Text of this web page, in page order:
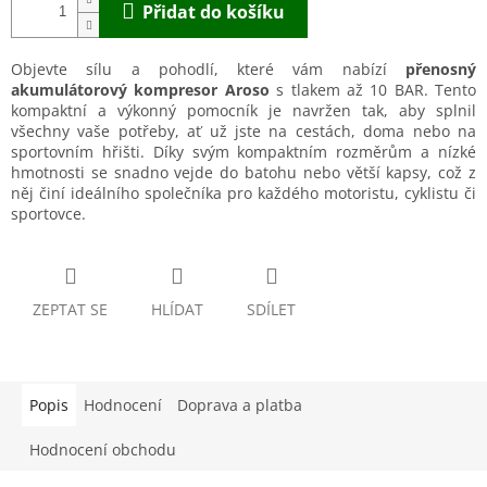
Přidat do košíku
Objevte sílu a pohodlí, které vám nabízí přenosný
akumulátorový kompresor Aroso s tlakem až 10 BAR. Tento
kompaktní a výkonný pomocník je navržen tak, aby splnil
všechny vaše potřeby, ať už jste na cestách, doma nebo na
sportovním hřišti. Díky svým kompaktním rozměrům a nízké
hmotnosti se snadno vejde do batohu nebo větší kapsy, což z
něj činí ideálního společníka pro každého motoristu, cyklistu či
sportovce.
ZEPTAT SE HLÍDAT SDÍLET
Popis Hodnocení Doprava a platba
Hodnocení obchodu